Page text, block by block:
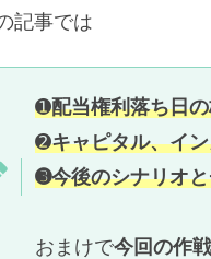
記事では
➊配当権利落ち日
➋キャピタル、イ
➌今後のシナリオ
おまけで今回の作